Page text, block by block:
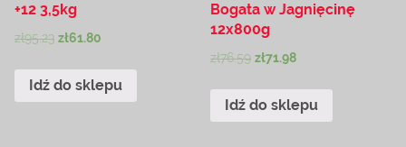
+12 3,5kg
zł95.23 zł61.80
Idź do sklepu
Bogata w Jagnięcinę
12x800g
zł76.59 zł71.98
Idź do sklepu